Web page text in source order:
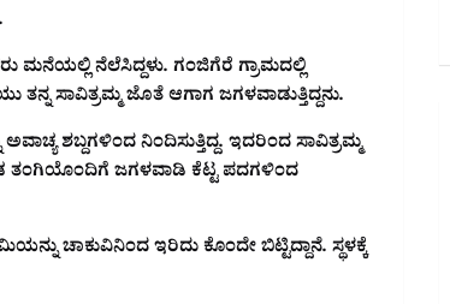
ಮನೆಯಲ್ಲಿ ನೆಲೆಸಿದ್ದಳು. ಗಂಜಿಗೆರೆ ಗ್ರಾಮದಲ್ಲಿ
ಸಾವಿತ್ರಮ್ಮ ಜೊತೆ ಆಗಾಗ ಜಗಳವಾಡುತ್ತಿದ್ದನು.
ಶಬ್ದಗಳಿಂದ ನಿಂದಿಸುತ್ತಿದ್ದ. ಇದರಿಂದ ಸಾವಿತ್ರಮ್ಮ
ತಂಗಿಯೊಂದಿಗೆ ಜಗಳವಾಡಿ ಕೆಟ್ಟ ಪದಗಳಿಂದ
ಚಾಕುವಿನಿಂದ ಇರಿದು ಕೊಂದೇ ಬಿಟ್ಟಿದ್ದಾನೆ. ಸ್ಥಳಕ್ಕೆ